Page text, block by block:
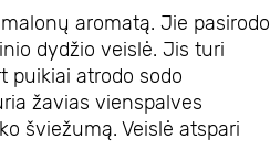
aromatą. Jie pasirodo
dydžio veislė. Jis turi
puikiai atrodo sodo
žavias vienspalves
šviežumą. Veislė atspari